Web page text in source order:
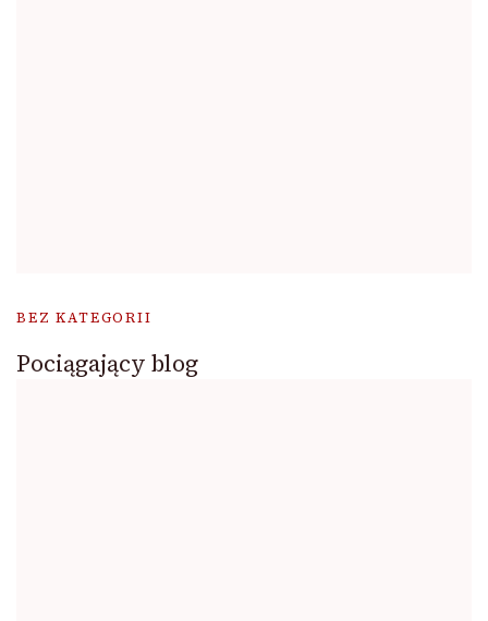
BEZ KATEGORII
Pociągający blog